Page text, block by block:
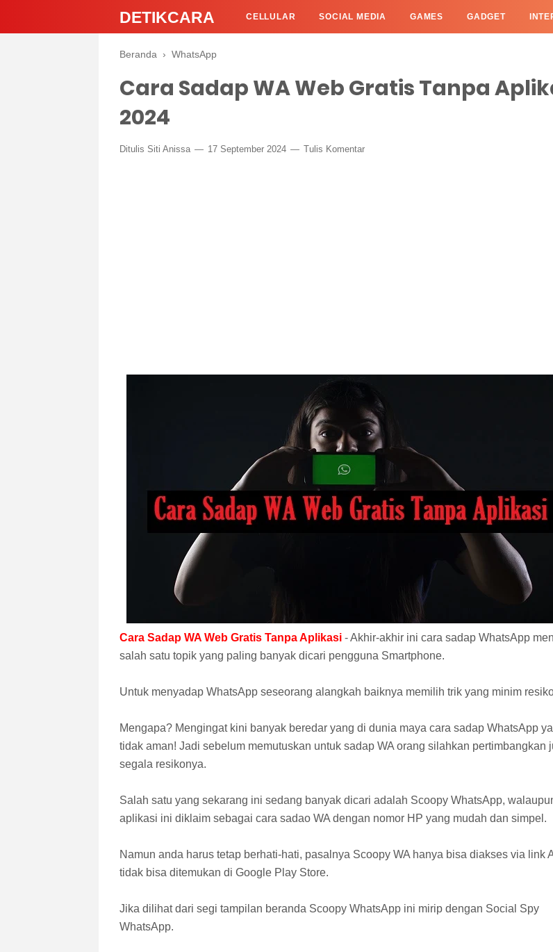
DETIKCARA CELLULAR SOCIAL MEDIA GAMES GADGET
Beranda › WhatsApp
Cara Sadap WA Web Gratis Tanpa
2024
Ditulis Siti Anissa 17 September 2024 Tulis Komentar
Cara Sadap WA Web Gratis Tanpa Aplikasi - Akhir-akhir ini cara sadap WhatsApp
salah satu topik yang paling banyak dicari pengguna Smartphone.
Untuk menyadap WhatsApp seseorang alangkah baiknya memilih trik yang minim
Mengapa? Mengingat kini banyak beredar yang di dunia maya cara sadap WhatsApp
tidak aman! Jadi sebelum memutuskan untuk sadap WA orang silahkan pertimbangkan
segala resikonya.
Salah satu yang sekarang ini sedang banyak dicari adalah Scoopy WhatsApp,
aplikasi ini diklaim sebagai cara sadao WA dengan nomor HP yang mudah dan simpel.
Namun anda harus tetap berhati-hati, pasalnya Scoopy WA hanya bisa diakses via link
tidak bisa ditemukan di Google Play Store.
Jika dilihat dari segi tampilan beranda Scoopy WhatsApp ini mirip dengan Social Spy
WhatsApp.